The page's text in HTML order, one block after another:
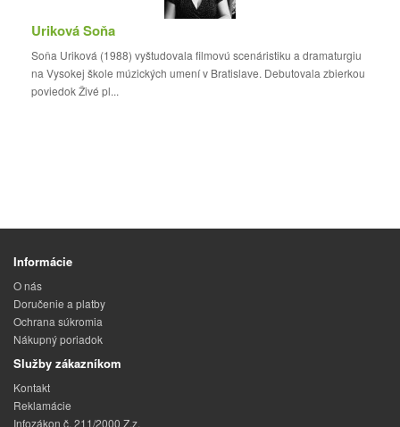
Uriková Soňa
Soňa Uriková (1988) vyštudovala filmovú scenáristiku a dramaturgiu
na Vysokej škole múzických umení v Bratislave. Debutovala zbierkou
poviedok Živé pl...
Informácie
O nás
Doručenie a platby
Ochrana súkromia
Nákupný poriadok
Služby zákazníkom
Kontakt
Reklamácie
Infozákon č. 211/2000 Z.z.